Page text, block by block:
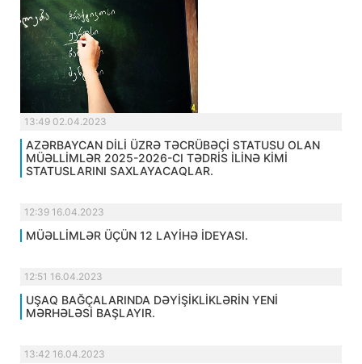
13:49 02.04.2023
AZƏRBAYCAN DİLİ ÜZRƏ TƏCRÜBƏÇİ STATUSU OLAN
MÜƏLLİMLƏR 2025-2026-CI TƏDRİS İLİNƏ KİMİ
STATUSLARINI SAXLAYACAQLAR.
12:39 16.04.2023
MÜƏLLİMLƏR ÜÇÜN 12 LAYİHƏ İDEYASI.
12:51 16.04.2023
UŞAQ BAĞÇALARINDA DƏYİŞİKLİKLƏRİN YENİ
MƏRHƏLƏSİ BAŞLAYIR.
13:42 16.04.2023